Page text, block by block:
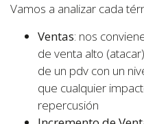
Vamos a analizar cada
Ventas: nos
de venta alto
de un pdv con un
que cualquier
repercusión